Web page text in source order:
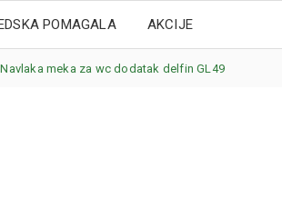
POMAGALA AKCIJE
Navlaka meka za wc dodatak delfin GL49